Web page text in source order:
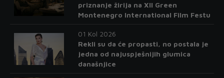
priznanje žirija na XII Green
Montenegro International Film Festu
01 Kol 2026
Rekli su da će propasti, no postala je
jedna od najuspješnijih glumica
današnjice